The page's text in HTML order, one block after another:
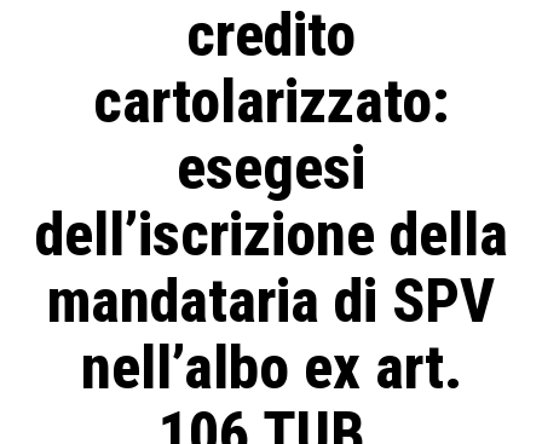
credito
cartolarizzato:
esegesi
dell’iscrizione della
mandataria di SPV
nell’albo ex art.